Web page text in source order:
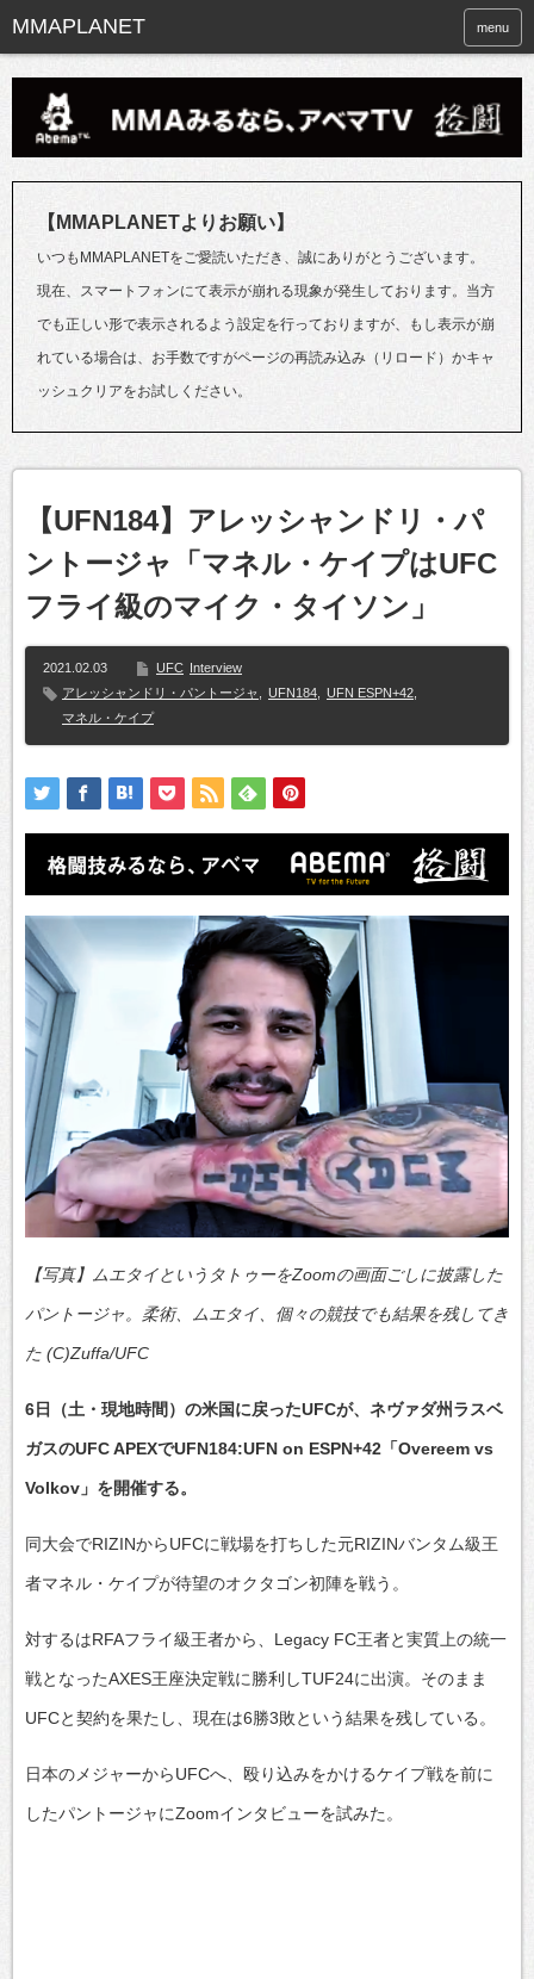
menu
【MMAPLANETよりお願い】
いつもMMAPLANETをご愛読いただき、誠にありがとうございます。
現在、スマートフォンにて表示が崩れる現象が発生しております。当方
でも正しい形で表示されるよう設定を行っておりますが、もし表示が崩
れている場合は、お手数ですがページの再読み込み（リロード）かキャ
ッシュクリアをお試しください。
【UFN184】アレッシャンドリ・パ
ントージャ「マネル・ケイプはUFC
フライ級のマイク・タイソン」
2021.02.03 UFC Interview
アレッシャンドリ・パントージャ
UFN184 UFN ESPN+42
マネル・ケイプ
【写真】ムエタイというタトゥーをZoomの画面ごしに披露した
パントージャ。柔術、ムエタイ、個々の競技でも結果を残してき
た (C)Zuffa/UFC
6日（土・現地時間）の米国に戻ったUFCが、ネヴァダ州ラスベ
ガスのUFC APEXでUFN184:UFN on ESPN+42「Overeem vs
Volkov」を開催する。
同大会でRIZINからUFCに戦場を打ちした元RIZINバンタム級王
者マネル・ケイプが待望のオクタゴン初陣を戦う。
対するはRFAフライ級王者から、Legacy FC王者と実質上の統一
戦となったAXES王座決定戦に勝利しTUF24に出演。そのまま
UFCと契約を果たし、現在は6勝3敗という結果を残している。
日本のメジャーからUFCへ、殴り込みをかけるケイプ戦を前に
したパントージャにZoomインタビューを試みた。